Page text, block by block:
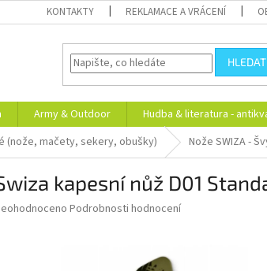
KONTAKTY REKLAMACE A VRÁCENÍ
HLEDAT
Army & Outdoor Hudba & literatura -
(nože, mačety, sekery, obušky) Nože SWIZA -
kapesní nůž D01
Podrobnosti hodnocení